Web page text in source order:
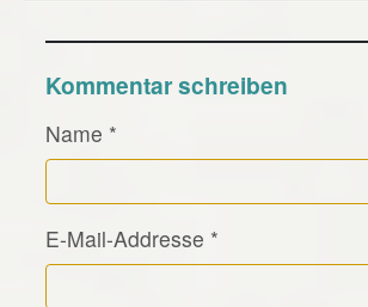
Kommentar schreiben
Name *
E-Mail-Addresse *